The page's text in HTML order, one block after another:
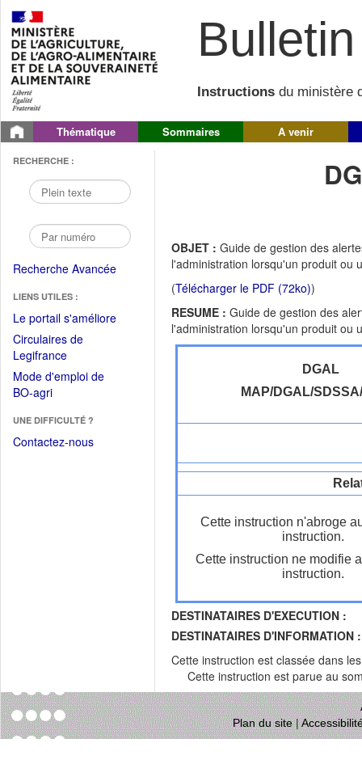
Instructions du ministère
Thématique Sommaires A venir
RECHERCHE :
Recherche Avancée
LIENS UTILES :
Le portail s'améliore(Fichier
Circulaires de
Legifrance(Ouvrir
dans
une
fenêtre)
Mode d'emploi de
BO-agri(Ouvrir
une
nouvelle
UNE DIFFICULTÉ ?
Contactez-nous
OBJET : Guide de gestion des
l'administration lorsqu'un produit ou
(Télécharger le PDF (72ko))
RESUME : Guide de gestion des
l'administration lorsqu'un produit ou
DGAL
MAP/DGAL/
Cette instruction n'abroge
instruction.
Cette instruction ne modifie
instruction.
DESTINATAIRES D'EXECUTION :
DESTINATAIRES D'INFORMATION :
Cette instruction est classée dans
Cette instruction est parue au
Plan du site|